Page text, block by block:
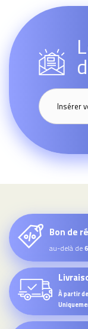
Bon de
au-delà de
À partir